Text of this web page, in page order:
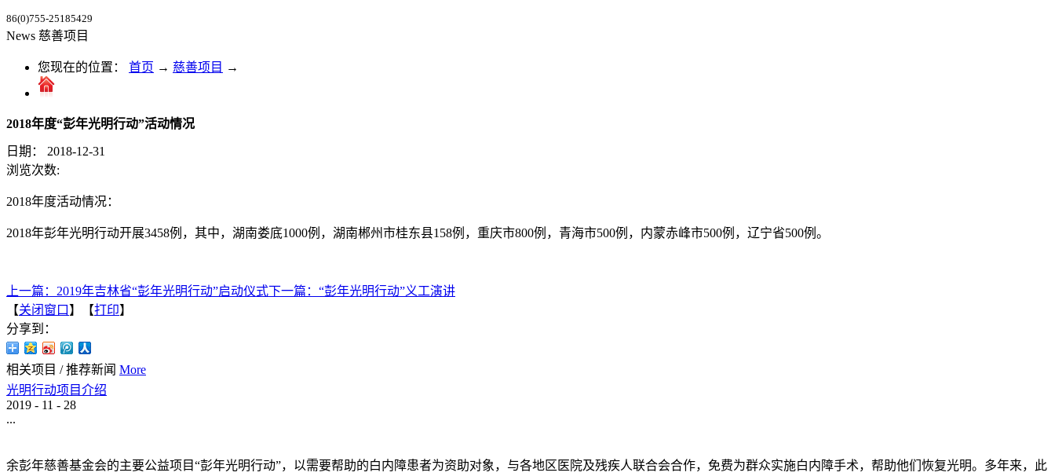
86(0)755-25185429
News 慈善项目
您现在的位置： 首页 → 慈善项目 →
2018年度“彭年光明行动”活动情况
日期：
2018-12-31
浏览次数:
2018年度活动情况：
2018年彭年光明行动开展3458例，其中，湖南娄底1000例，湖南郴州市桂东县158例，重庆市800例，青海市500例，内蒙赤峰市500例，辽宁省500例。
上一篇： 2019年吉林省“彭年光明行动”启动仪式下一篇： “彭年光明行动”义工演讲
【关闭窗口 】【打印】
分享到：
相关项目 / 推荐新闻 More
光明行动项目介绍
2019 - 11 - 28
...
余彭年慈善基金会的主要公益项目“彭年光明行动”，以需要帮助的白内障患者为资助对象，与各地区医院及残疾人联合会合作，免费为群众实施白内障手术，帮助他们恢复光明。多年来，此